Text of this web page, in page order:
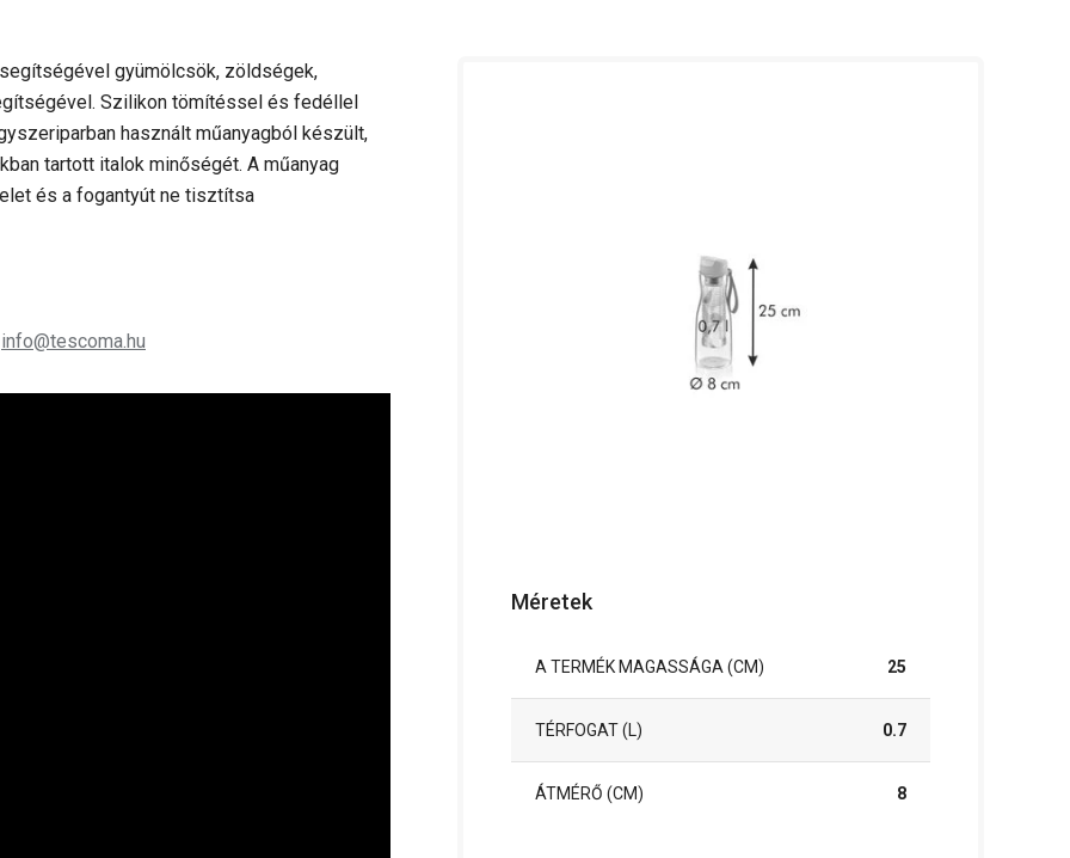
gyümölcsök, zöldségek,
Szilikon tömítéssel és fedéllel
használt műanyagból készült,
tartott italok minőségét. A műanyag
és a fogantyút ne tisztítsa
info@tescoma.hu
Méretek
A TERMÉK MAGASSÁGA (CM) 25
TÉRFOGAT (L) 0.7
ÁTMÉRŐ (CM) 8